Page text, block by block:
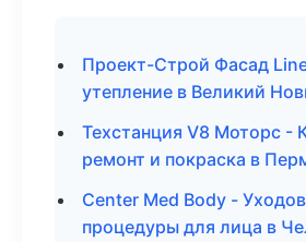
Проект-Строй Фасад
утепление в Великий
Техстанция V8 Моторс -
ремонт и покраска в
Center Med Body -
процедуры для лица в